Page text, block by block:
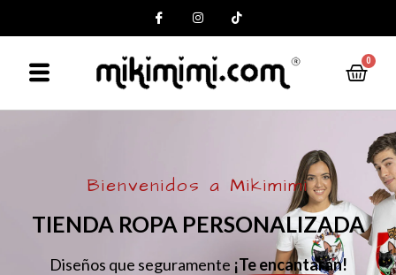
0
Bienvenidos a Mikimimi
TIENDA ROPA PERSONALIZADA
Diseños que seguramente ¡Te encantarán!